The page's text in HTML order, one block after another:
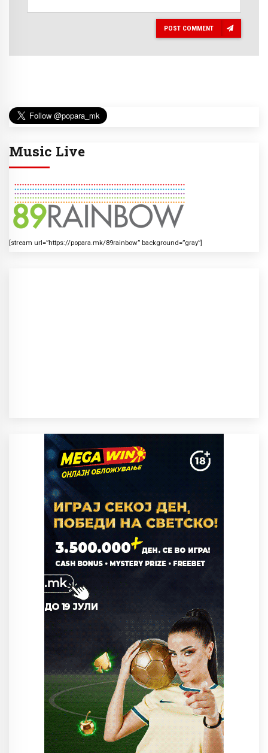
POST COMMENT
Music Live
[stream url=”https://popara.mk/89rainbow” background=”gray”]